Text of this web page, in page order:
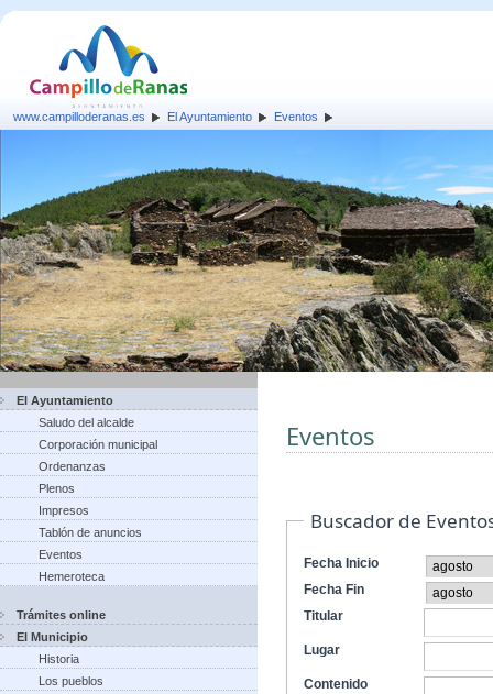
www.campilloderanas.es El Ayuntamiento Eventos
El Ayuntamiento
Saludo del alcalde
Corporación municipal
Ordenanzas
Plenos
Impresos
Tablón de anuncios
Eventos
Hemeroteca
Trámites online
El Municipio
Historia
Los pueblos
Eventos
Buscador de
Fecha Inicio
Fecha Fin
Titular
Lugar
Contenido